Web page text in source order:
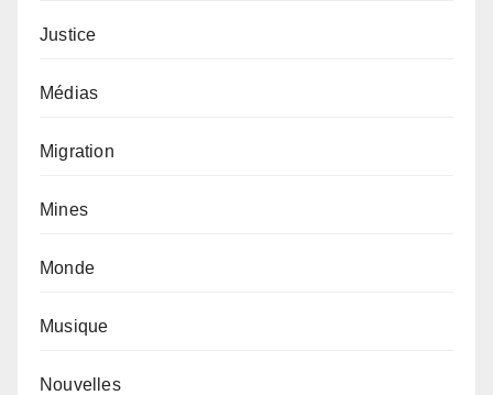
Justice
Médias
Migration
Mines
Monde
Musique
Nouvelles